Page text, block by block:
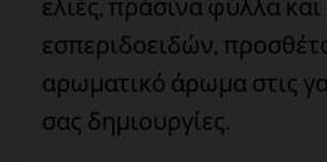
ελιές, πράσινα φύλλα και
εσπεριδοειδών,
αρωματικό άρωμα στις
σας δημιουργίες.